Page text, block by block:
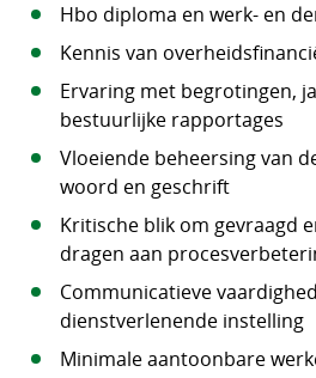
Hbo diploma en werk- en
Kennis van
Ervaring met begrotingen,
bestuurlijke rapportages
Vloeiende beheersing van
woord en geschrift
Kritische blik om gevraagd
dragen aan
Communicatieve
dienstverlenende instelling
Minimale aantoonbare